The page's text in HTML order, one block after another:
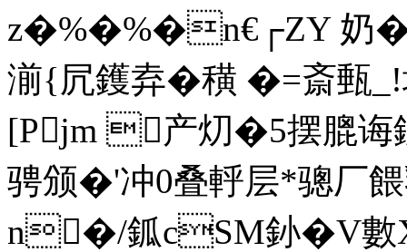
z�%�%�n€┌ZY 奶�
湔{凥鑊弆�穔 �=斎甀
[Pjm 产灱�5摆膍
骋颁�'冲0叠軤层*骢
n�/鈲cSМ釥�V數